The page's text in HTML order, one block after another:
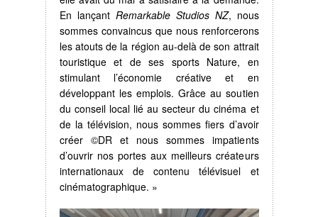
En lançant Remarkable Studios NZ, nous
sommes convaincus que nous renforcerons
les atouts de la région au-delà de son attrait
touristique et de ses sports Nature, en
stimulant l’économie créative et en
développant les emplois. Grâce au soutien
du conseil local lié au secteur du cinéma et
de la télévision, nous sommes fiers d’avoir
créer ©DR et nous sommes impatients
d’ouvrir nos portes aux meilleurs créateurs
internationaux de contenu télévisuel et
cinématographique. »